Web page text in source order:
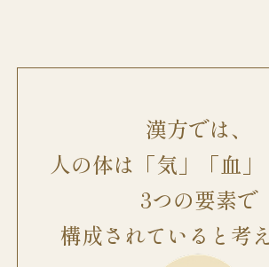
漢方では、
人の体は「気」「血
3つの要素で
構成されていると考